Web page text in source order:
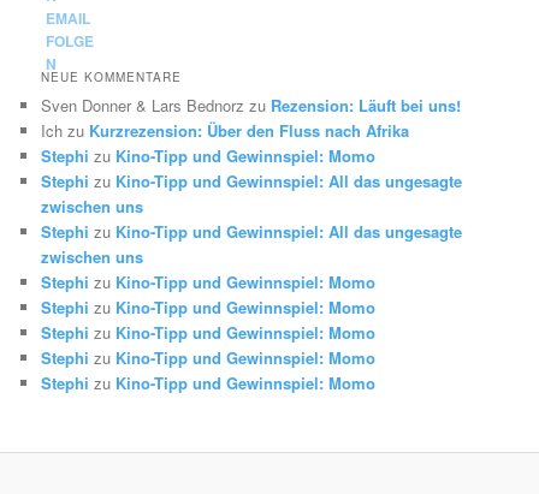
NEUE KOMMENTARE
Sven Donner & Lars Bednorz zu Rezension: Läuft bei uns!
Ich zu Kurzrezension: Über den Fluss nach Afrika
Stephi zu Kino-Tipp und Gewinnspiel: Momo
Stephi zu Kino-Tipp und Gewinnspiel: All das ungesagte
zwischen uns
Stephi zu Kino-Tipp und Gewinnspiel: All das ungesagte
zwischen uns
Stephi zu Kino-Tipp und Gewinnspiel: Momo
Stephi zu Kino-Tipp und Gewinnspiel: Momo
Stephi zu Kino-Tipp und Gewinnspiel: Momo
Stephi zu Kino-Tipp und Gewinnspiel: Momo
Stephi zu Kino-Tipp und Gewinnspiel: Momo